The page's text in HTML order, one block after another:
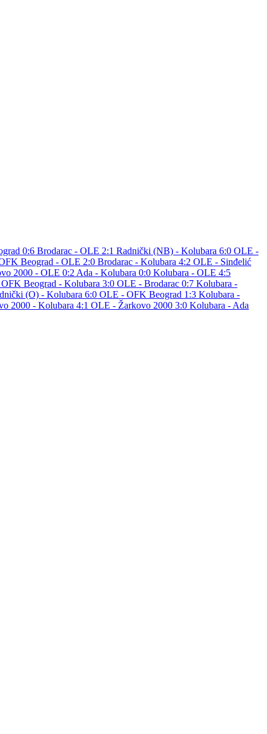
0:6 Brodarac - OLE 2:1 Radnički (NB) - Kolubara 6:0 OLE -
Beograd - OLE 2:0 Brodarac - Kolubara 4:2 OLE - Sinđelić
2000 - OLE 0:2 Ada - Kolubara 0:0 Kolubara - OLE 4:5
OFK Beograd - Kolubara 3:0 OLE - Brodarac 0:7 Kolubara -
(O) - Kolubara 6:0 OLE - OFK Beograd 1:3 Kolubara -
2000 - Kolubara 4:1 OLE - Žarkovo 2000 3:0 Kolubara - Ada